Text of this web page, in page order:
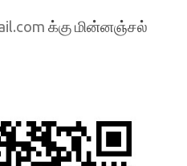
க்கு மின்னஞ்சல்